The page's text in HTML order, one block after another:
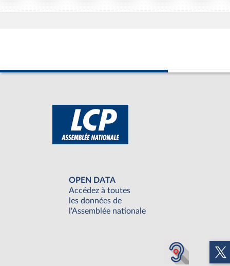
OPEN DATA
Accédez à toutes
les données de
l'Assemblée nationale